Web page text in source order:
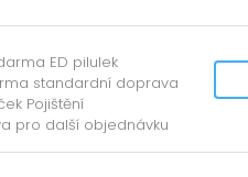
ED pilulek
standardní doprava
Pojištění
pro další objednávku